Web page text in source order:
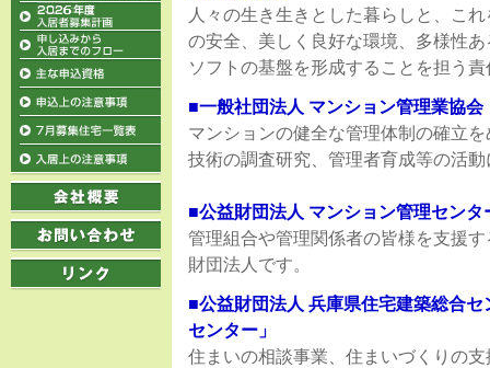
人々の生き生きとした暮らしと、こ
の安全、美しく良好な環境、多様性
ソフトの基盤を形成することを担う
■一般社団法人 マンション管理業協会
マンションの健全な管理体制の確立
技術の調査研究、管理者育成等の活
■公益財団法人 マンション管理センタ
管理組合や管理関係者の皆様を支援
財団法人です。
■公益財団法人 兵庫県住宅建築総合
センター」
住まいの相談事業、住まいづくりの